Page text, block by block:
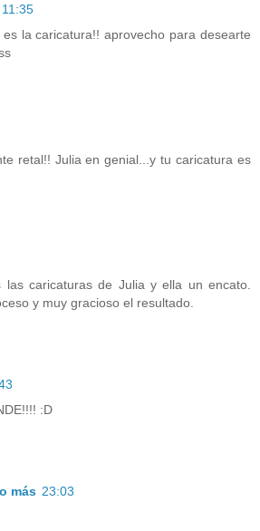
11:35
la caricatura!! aprovecho para desearte
retal!! Julia en genial...y tu caricatura es
las caricaturas de Julia y ella un encato.
y muy gracioso el resultado.
:D
más 23:03